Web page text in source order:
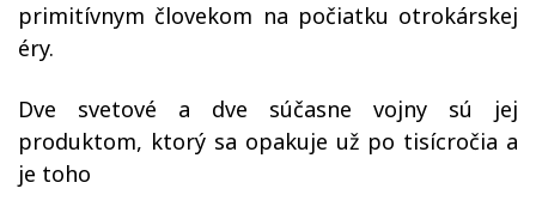
primitívnym človekom na počiatku otrokárskej
éry.
Dve svetové a dve súčasne vojny sú jej
produktom, ktorý sa opakuje už po tisícročia a
je toho